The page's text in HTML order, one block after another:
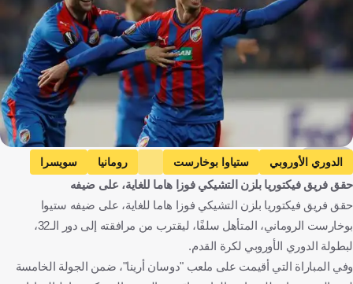
Reuters
الدوري الأوروبي ستياوا بوخارست رومانيا
سويسرا
فيكتوريا بلزن
التشيك هابويل بير شيفا
كرة قدم
حقق فريق فيكتوريا بلزن التشيكي فوزا هاما للغاية، على ضيفه
حقق فريق فيكتوريا بلزن التشيكي فوزا هاما للغاية، على ضيفه ستيوا
بوخارست الروماني، المتأهل سلفًا، ليقترب من مرافقته إلى دور الـ32،
لبطولة الدوري الأوروبي لكرة القدم.
وفي المباراة التي أقيمت على ملعب "دوسان أرينا"، ضمن الجولة الخامسة